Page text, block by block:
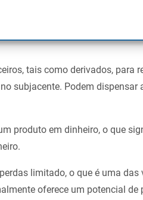
valor do subjacente cair, o valor
tais como derivados, para
subjacente. Podem dispensar
produto em dinheiro, o que
limitado, o que é uma
oferece um potencial